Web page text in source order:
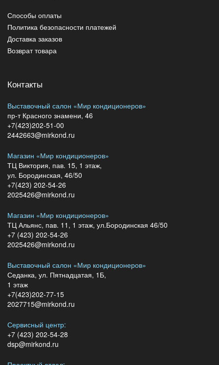
Способы оплаты
Политика безопасности платежей
Доставка заказов
Возврат товара
Контакты
Выставочный салон «Мир кондиционеров»
пр-т Красного знамени, 46
+7(423)202-51-00
2442663@mirkond.ru
Магазин «Мир кондиционеров»
ТЦ Виктория, пав. 15, 1 этаж,
ул. Бородинская, 46/50
+7(423) 202-54-26
2025426@mirkond.ru
Магазин «Мир кондиционеров»
ТЦ Альянс, пав. 11, 1 этаж, ул.Бородинская 46/50
+7 (423) 202-54-26
2025426@mirkond.ru
Выставочный салон «Мир кондиционеров»
Седанка, ул. Пятнадцатая, 1Б,
1 этаж
+7(423)202-77-15
2027715@mirkond.ru
Сервисный центр:
+7 (423) 202-54-28
dsp@mirkond.ru